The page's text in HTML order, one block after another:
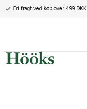
Fri fragt ved køb over 499 DKK